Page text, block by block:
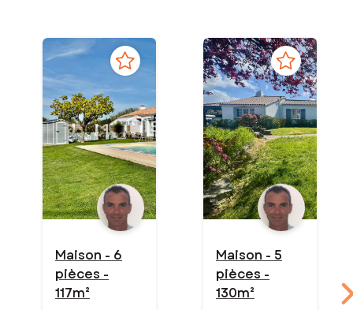
Maison - 6
pièces -
117m²
Maison - 5
pièces -
130m²